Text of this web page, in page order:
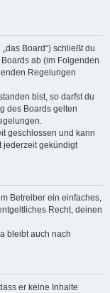
Board“) schließt du
ab (im Folgenden
Regelungen
bist, so darfst du
des Boards gelten
geschlossen und kann
jederzeit gekündigt
Betreiber ein einfaches,
Recht, deinen
bleibt auch nach
er keine Inhalte